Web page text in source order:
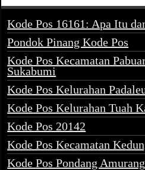
Kode Pos 16161: Apa Itu
Pondok Pinang Kode Pos
Kode Pos Kecamatan
Sukabumi
Kode Pos Kelurahan
Kode Pos Kelurahan Tuah
Kode Pos 20142
Kode Pos Kecamatan
Kode Pos Pondang